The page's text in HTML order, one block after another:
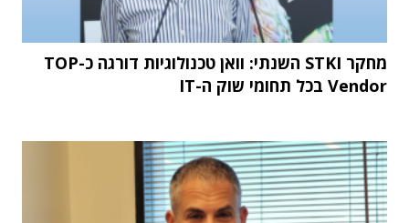
מחקר STKI השנתי: וואן טכנולוגיות דורגה כ-TOP
Vendor בכל תחומי שוק ה-IT